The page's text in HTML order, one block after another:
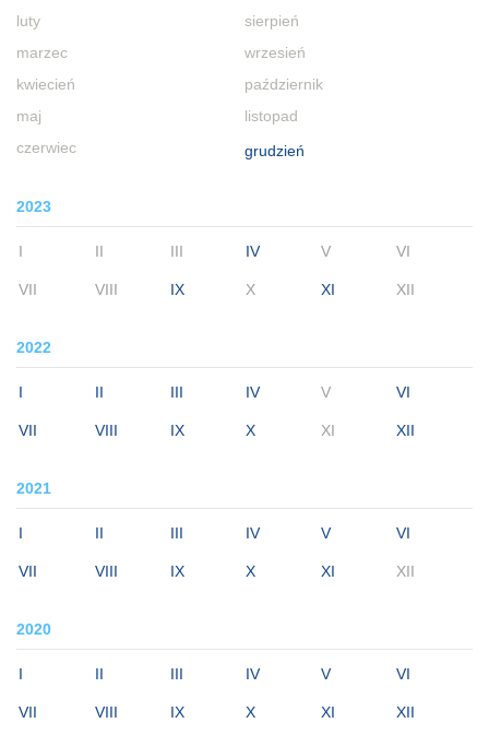
luty
marzec
kwiecień
maj
czerwiec
sierpień
wrzesień
październik
listopad
grudzień
2023
I II III IV V VI
VII VIII IX X XI XII
2022
I II III IV V VI
VII VIII IX X XI XII
2021
I II III IV V VI
VII VIII IX X XI XII
2020
I II III IV V VI
VII VIII IX X XI XII